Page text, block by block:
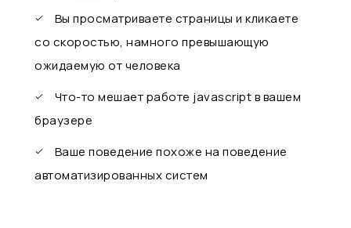
Вы просматриваете страницы и кликаете
со скоростью, намного превышающую
ожидаемую от человека
Что-то мешает работе javascript в вашем
браузере
Ваше поведение похоже на поведение
автоматизированных систем